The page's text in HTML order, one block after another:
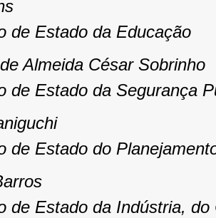
de Estado da Educação
Almeida César Sobrinho
de Estado da Segurança
de Estado do
de Estado da Indústria,